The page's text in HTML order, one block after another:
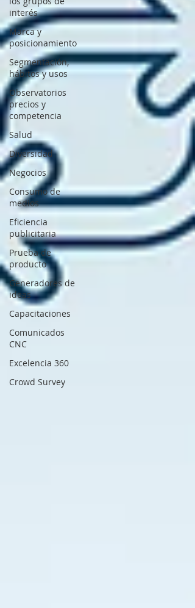
interés
Marca y
posicionamiento
Segmentación,
hábitos y usos
Observatorios
precios y
competencia
Salud
Diversidad
Negocios
Consumo de
medios
Eficiencia
publicitaria
Prueba de
producto
Generadores de
ideas
Capacitaciones
Comunicados
CNC
Excelencia 360
Crowd Survey